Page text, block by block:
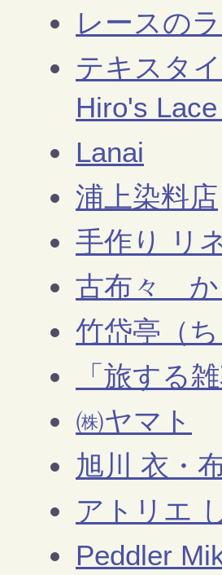
レースの
テキスタ
Hiro's Lace
Lanai
浦上染料店
手作り リ
古布々 か
竹岱亭（
「旅する
㈱ヤマト
旭川 衣・
アトリエ
Peddler